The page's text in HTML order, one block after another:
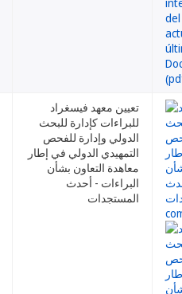
تعيين معهد فيسغراد
للبراءات كإدارة للبحث
الدولي وإدارة للفحص
التمهيدي الدولي في إطار
معاهدة التعاون بشأن
البراءات - أحدث
المستجدات